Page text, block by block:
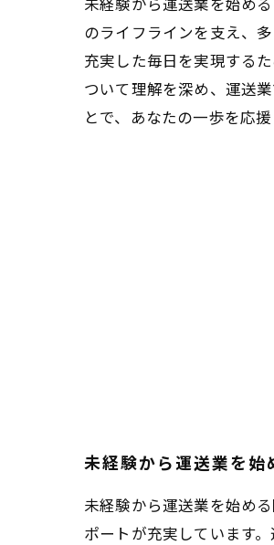
のライフラインを支え、
充実した毎日を実現する
ついて理解を深め、運送
とで、あなたの一歩を応援
未経験から運送業を
未経験から運送業を始め
ポートが充実しています